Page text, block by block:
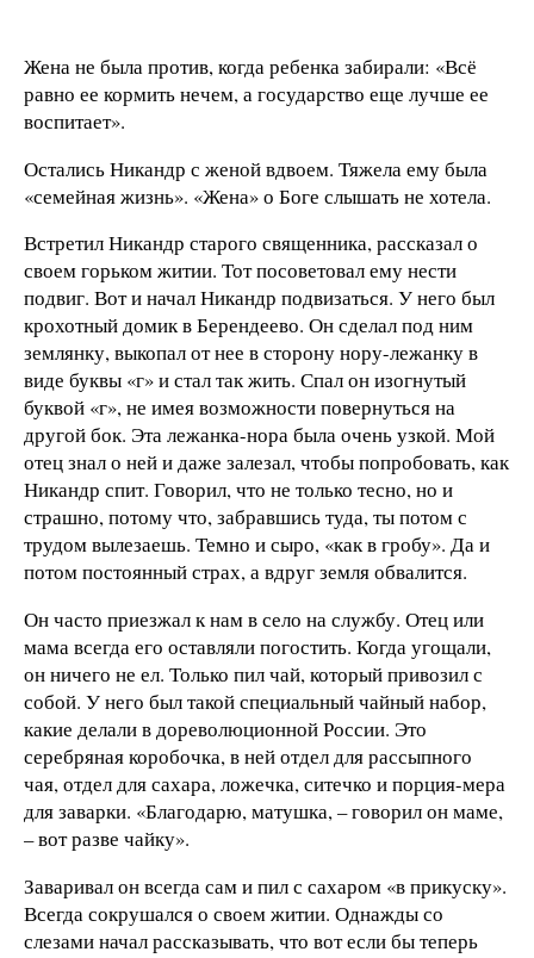
Жена не была против, когда ребенка забирали: «Всё
равно ее кормить нечем, а государство еще лучше ее
воспитает».
Остались Никандр с женой вдвоем. Тяжела ему была
«семейная жизнь». «Жена» о Боге слышать не хотела.
Встретил Никандр старого священника, рассказал о
своем горьком житии. Тот посоветовал ему нести
подвиг. Вот и начал Никандр подвизаться. У него был
крохотный домик в Берендеево. Он сделал под ним
землянку, выкопал от нее в сторону нору-лежанку в
виде буквы «г» и стал так жить. Спал он изогнутый
буквой «г», не имея возможности повернуться на
другой бок. Эта лежанка-нора была очень узкой. Мой
отец знал о ней и даже залезал, чтобы попробовать, как
Никандр спит. Говорил, что не только тесно, но и
страшно, потому что, забравшись туда, ты потом с
трудом вылезаешь. Темно и сыро, «как в гробу». Да и
потом постоянный страх, а вдруг земля обвалится.
Он часто приезжал к нам в село на службу. Отец или
мама всегда его оставляли погостить. Когда угощали,
он ничего не ел. Только пил чай, который привозил с
собой. У него был такой специальный чайный набор,
какие делали в дореволюционной России. Это
серебряная коробочка, в ней отдел для рассыпного
чая, отдел для сахара, ложечка, ситечко и порция-мера
для заварки. «Благодарю, матушка, – говорил он маме,
– вот разве чайку».
Заваривал он всегда сам и пил с сахаром «в прикуску».
Всегда сокрушался о своем житии. Однажды со
слезами начал рассказывать, что вот если бы теперь